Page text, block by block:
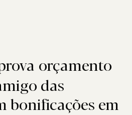
orçamento
das
bonificações em